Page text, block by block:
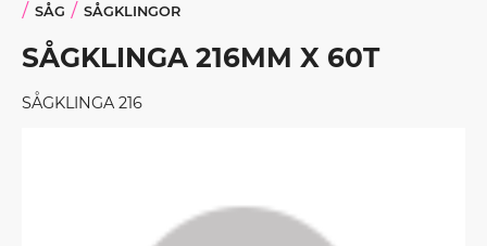
SÅG
SÅGKLINGOR
SÅGKLINGA 216MM X 60T
SÅGKLINGA 216